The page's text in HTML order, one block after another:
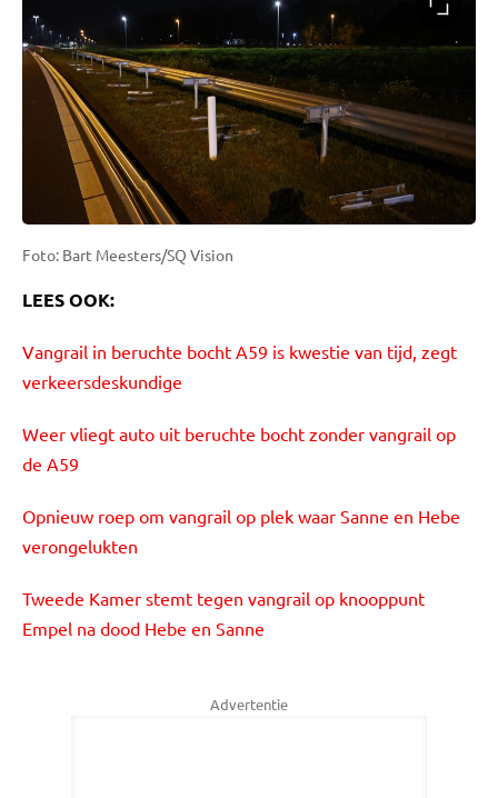
Foto: Bart Meesters/SQ Vision
LEES OOK:
Vangrail in beruchte bocht A59 is kwestie van tijd, zegt
verkeersdeskundige
Weer vliegt auto uit beruchte bocht zonder vangrail op
de A59
Opnieuw roep om vangrail op plek waar Sanne en Hebe
verongelukten
Tweede Kamer stemt tegen vangrail op knooppunt
Empel na dood Hebe en Sanne
Advertentie